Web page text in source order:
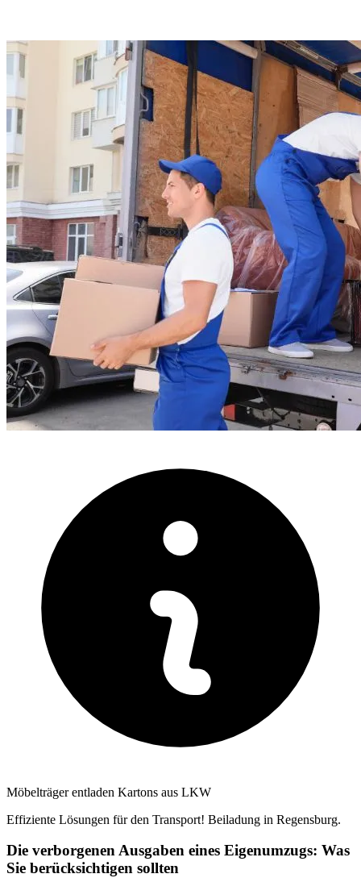
Möbelträger entladen Kartons aus LKW
Effiziente Lösungen für den Transport! Beiladung in Regensburg.
Die verborgenen Ausgaben eines Eigenumzugs: Was
Sie berücksichtigen sollten